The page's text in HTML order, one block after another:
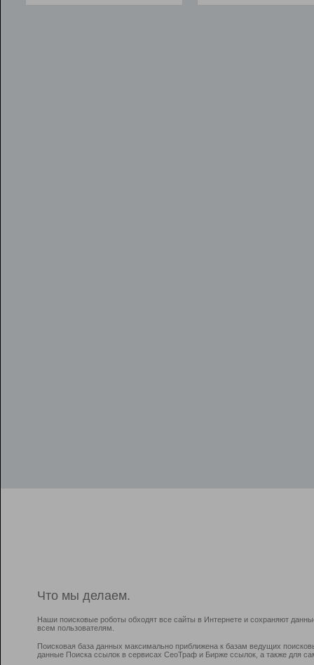
Что мы делаем.
Наши поисковые роботы обходят все сайты в Интернете и сохраняют
всем пользователям.
Поисковая база данных максимально приближена к базам ведущих
данные Поиска ссылок в сервисах СеоТраф и Бирже ссылок, а также для